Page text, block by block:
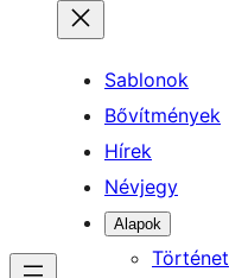
Sablonok
Bővítmények
Hírek
Névjegy
Alapok
Történet